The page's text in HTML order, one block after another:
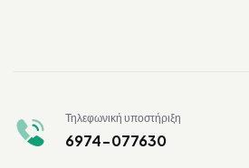
Τηλεφωνική υποστήριξη
6974-077630